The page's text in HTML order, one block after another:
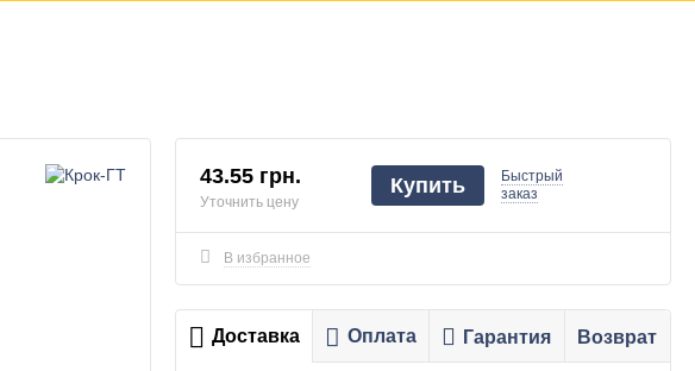
43.55 грн.
Уточнить цену
Купить
Быстрый
заказ
В избранное
Доставка Оплата Гарантия Возврат